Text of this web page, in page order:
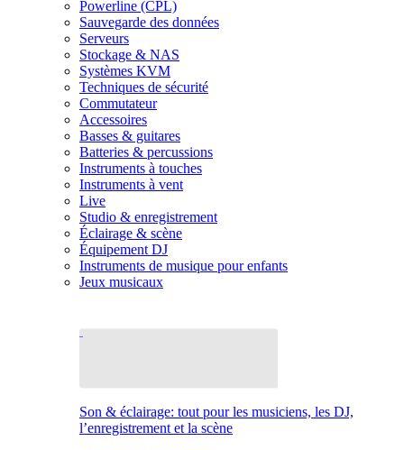
Powerline (CPL)
Sauvegarde des données
Serveurs
Stockage & NAS
Systèmes KVM
Techniques de sécurité
Commutateur
Accessoires
Basses & guitares
Batteries & percussions
Instruments à touches
Instruments à vent
Live
Studio & enregistrement
Éclairage & scène
Équipement DJ
Instruments de musique pour enfants
Jeux musicaux
Son & éclairage: tout pour les musiciens, les DJ,
l’enregistrement et la scène